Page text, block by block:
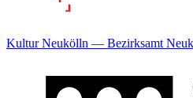
Kultur Neukölln — Bezirksamt